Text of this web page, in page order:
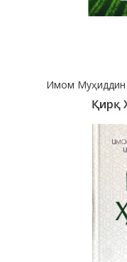
Имом
Қирқ